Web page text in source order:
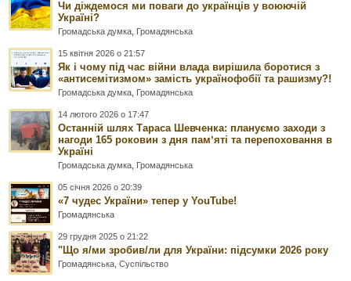
Чи діждемося ми поваги до українців у воюючій
Україні?
Громадська думка Громадянська
15 квітня 2026 о 21:57
Як і чому під час війни влада вирішила боротися з
«антисемітизмом» замість українофобії та рашизму?!
Громадська думка Громадянська
14 лютого 2026 о 17:47
Останній шлях Тараса Шевченка: плануємо заходи з
нагоди 165 роковин з дня памʼяті та перепоховання в
Україні
Громадська думка Громадянська
05 січня 2026 о 20:39
«7 чудес України» тепер у YouTube!
Громадянська
29 грудня 2025 о 21:22
"Що я/ми зробив/ли для України: підсумки 2026 року
Громадянська ,Суспільство